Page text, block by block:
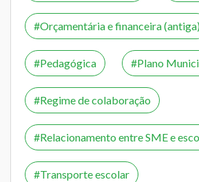
Orçamentária e financeira (antiga)
Pedagógica Plano
Regime de colaboração
Relacionamento entre SME e
Transporte escolar